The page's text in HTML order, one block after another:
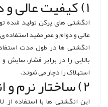
1) کیفیت عالی و دوام بالا
انگشتی های پرکن تولید شده
عالی و دوام و عمر مفید
انگشتی ها در طول مدت
بالایی را در برابر فشار،
استهلاک را دچار می شوند.
2) ساختار نرم و انعطاف پذیر
این انگشتی ها با استفاده